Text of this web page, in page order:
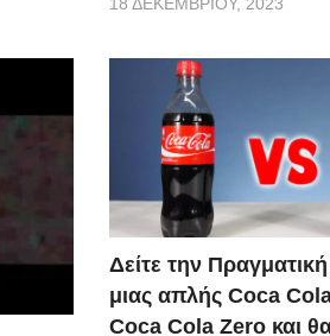
Δείτε την
μιας απλής Coca
Coca Cola Zero και